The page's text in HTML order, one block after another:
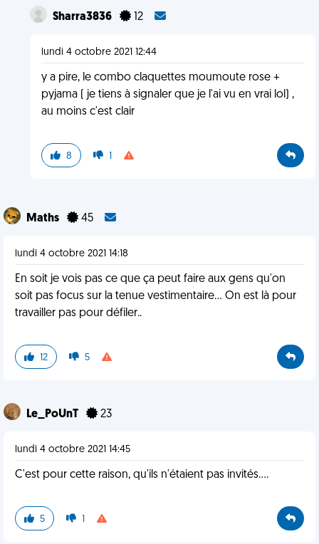
Sharra3836 12
lundi 4 octobre 2021 12:44
y a pire, le combo claquettes moumoute rose +
pyjama ( je tiens à signaler que je l'ai vu en vrai lol) ,
au moins c'est clair
8 1
Maths 45
lundi 4 octobre 2021 14:18
En soit je vois pas ce que ça peut faire aux gens qu'on
soit pas focus sur la tenue vestimentaire... On est là pour
travailler pas pour défiler..
12 5
Le_PoUnT 23
lundi 4 octobre 2021 14:45
C'est pour cette raison, qu'ils n'étaient pas invités....
5 1